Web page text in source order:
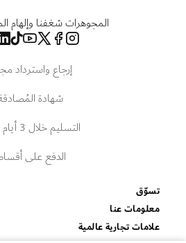
المجوهرات شغفنا وإلهام
إرجاع واسترداد
شهادة
التسليم خلال 3 أيام عمل
الدفع على
تسوّق
قلادات وتعليقات
أساور وأساور صلبة
معلومات عنا
عالم داماس
علامات تجارية عالمية